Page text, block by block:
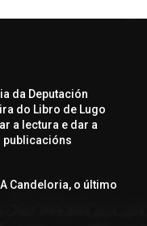
da Deputación
do Libro de Lugo
a lectura e dar a
publicacións
Candeloria, o último